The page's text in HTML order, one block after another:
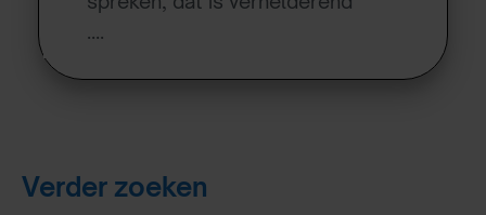
….
Verder zoeken